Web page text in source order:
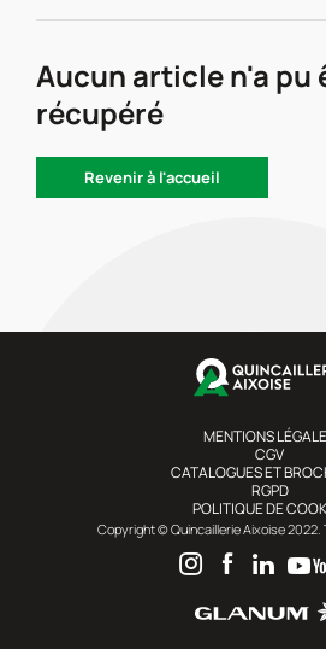
Aucun article n'a pu
récupéré
Revenir à l'accueil
MENTIONS
CGV
CATALOGUES ET
RGPD
POLITIQUE DE
Copyright © Quincaillerie Aixoise